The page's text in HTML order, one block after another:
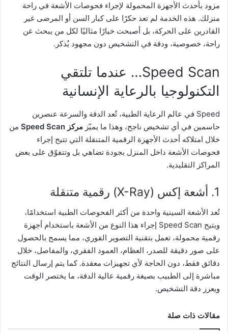
مزود بأحدث الأجهزة المحمولة لإجراء فحوصات الأشعة في راحة
منزلك. هذه الخدمة لم تعد حكرًا على كبار السن أو المرضى غير
القادرين على الحركة، بل أصبحت خيارًا مثاليًا لكل من يبحث عن
راحة، خصوصية، ودقة في التشخيص دون مجهود يُذكر.
Speed Scan… عندما تلتقي
التكنولوجيا بالرعاية الإنسانية
Speed في عالم الرعاية الطبية، تُعد الدقة والسرعة عنصرين
حاسمين في أي تشخيص ناجح، وهذا ما يميّز مركز Speed Scan
من
خلال امتلاكه أحدث الأجهزة الرقمية المتنقلة التي تتيح إجراء
فحوصات الأشعة داخل المنزل بجودة تضاهي بل وتتفوّق على بعض
المراكز التقليدية.
1. أشعة إكس (X-Ray) رقمية متنقلة
تُعد الأشعة السينية واحدة من أكثر الفحوصات الطبية استخدامًا،
ويتيح Speed Scan إجراء هذا النوع من الأشعة باستخدام أجهزة
رقمية محمولة، تعمل بتقنية التصوير الفوري، مما يسمح بالحصول
على صور دقيقة للصدر، العظام، العمود الفقري، والمفاصل، خلال
دقائق فقط، دون الحاجة لأي تجهيزات معقدة. كما يتم إرسال النتائج
مباشرة إلى الطبيب بصيغة رقمية عالية الدقة، ما يختصر الوقت
ويعزز دقة التشخيص.
مقالات ذات صلة